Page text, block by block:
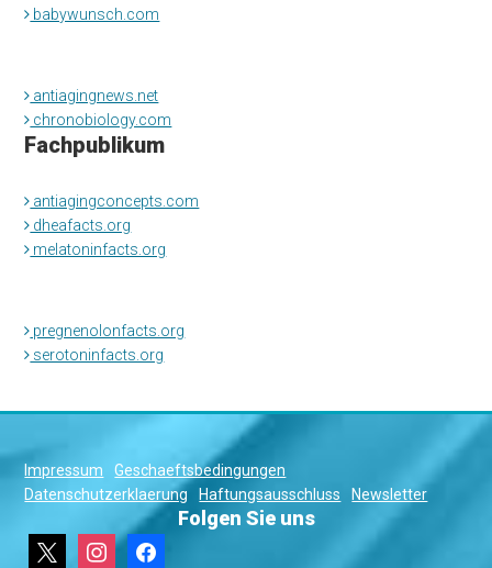
babywunsch.com
antiagingnews.net
chronobiology.com
Fachpublikum
antiagingconcepts.com
dheafacts.org
melatoninfacts.org
pregnenolonfacts.org
serotoninfacts.org
Impressum
Geschaeftsbedingungen
Datenschutzerklaerung
Haftungsausschluss Newsletter
Folgen Sie uns
instagramfacebook